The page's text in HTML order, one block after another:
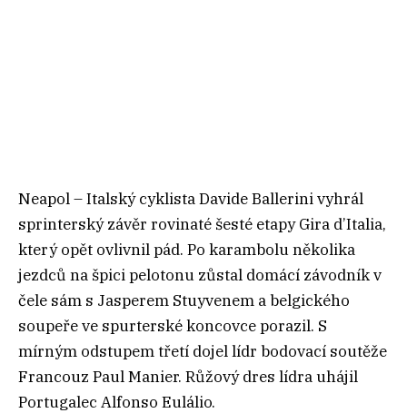
Neapol – Italský cyklista Davide Ballerini vyhrál
sprinterský závěr rovinaté šesté etapy Gira d’Italia,
který opět ovlivnil pád. Po karambolu několika
jezdců na špici pelotonu zůstal domácí závodník v
čele sám s Jasperem Stuyvenem a belgického
soupeře ve spurterské koncovce porazil. S
mírným odstupem třetí dojel lídr bodovací soutěže
Francouz Paul Manier. Růžový dres lídra uhájil
Portugalec Alfonso Eulálio.